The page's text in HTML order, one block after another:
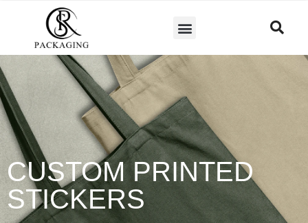
CUSTOM PRINTED
STICKERS